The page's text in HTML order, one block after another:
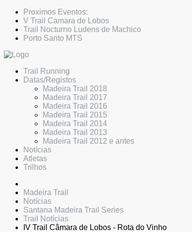
Proximos Eventos:
V Trail Camara de Lobos
Trail Nocturno Ludens de Machico
Porto Santo MTS
Trail Running
Datas/Registos
Madeira Trail 2018
Madeira Trail 2017
Madeira Trail 2016
Madeira Trail 2015
Madeira Trail 2014
Madeira Trail 2013
Madeira Trail 2012 e antes
Notícias
Atletas
Trilhos
Madeira Trail
Notícias
Santana Madeira Trail Series
Trail Notícias
IV Trail Câmara de Lobos - Rota do Vinho